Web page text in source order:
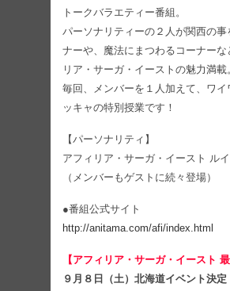
トークバラエティー番組。
パーソナリティーの２人が関西の事
ナーや、魔法にまつわるコーナーな
リア・サーガ・イーストの魅力満載
毎回、メンバーを１人加えて、ワイ
ッキャの特別授業です！
【パーソナリティ】
アフィリア・サーガ・イースト ル
（メンバーもゲストに続々登場）
●番組公式サイト
http://anitama.com/afi/index.html
【アフィリア・サーガ・イースト 最
９月８日（土）北海道イベント決定